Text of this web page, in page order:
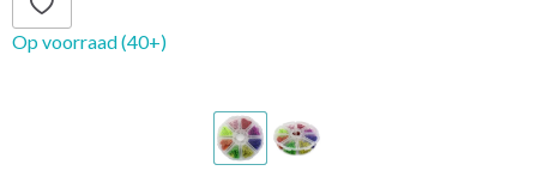
Op voorraad (40+)